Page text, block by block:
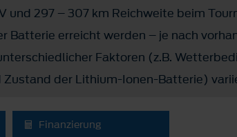
und 297 – 307 km Reichweite beim
Batterie erreicht werden – je nach
Faktoren (z.B.
Zustand der Lithium-Ionen-Batterie)
Finanzierung